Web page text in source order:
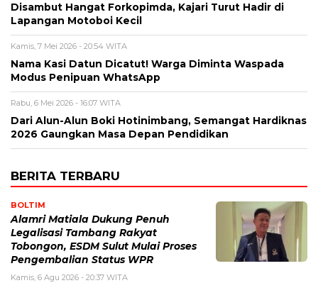
Disambut Hangat Forkopimda, Kajari Turut Hadir di
Lapangan Motoboi Kecil
Kamis, 7 Mei 2026 - 20:54 WITA
Nama Kasi Datun Dicatut! Warga Diminta Waspada
Modus Penipuan WhatsApp
Rabu, 6 Mei 2026 - 16:07 WITA
Dari Alun-Alun Boki Hotinimbang, Semangat Hardiknas
2026 Gaungkan Masa Depan Pendidikan
BERITA TERBARU
BOLTIM
Alamri Matiala Dukung Penuh
Legalisasi Tambang Rakyat
Tobongon, ESDM Sulut Mulai Proses
Pengembalian Status WPR
Kamis, 6 Agu 2026 - 20:37 WITA